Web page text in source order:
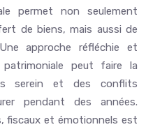
permet non seulement
de biens, mais aussi de
approche réfléchie et
peut faire la
serein et des conflits
pendant des années.
fiscaux et émotionnels est